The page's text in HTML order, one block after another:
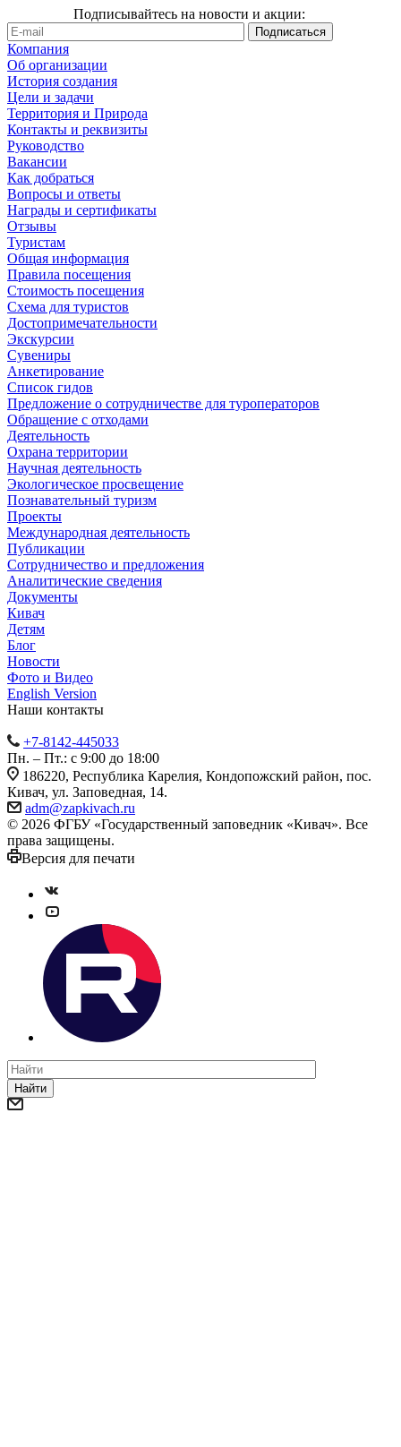
Подписывайтесь на новости и акции:
Компания
Об организации
История создания
Цели и задачи
Территория и Природа
Контакты и реквизиты
Руководство
Вакансии
Как добраться
Вопросы и ответы
Награды и сертификаты
Отзывы
Туристам
Общая информация
Правила посещения
Стоимость посещения
Схема для туристов
Достопримечательности
Экскурсии
Сувениры
Анкетирование
Список гидов
Предложение о сотрудничестве для туроператоров
Обращение с отходами
Деятельность
Охрана территории
Научная деятельность
Экологическое просвещение
Познавательный туризм
Проекты
Международная деятельность
Публикации
Сотрудничество и предложения
Аналитические сведения
Документы
Кивач
Детям
Блог
Новости
Фото и Видео
English Version
Наши контакты
+7-8142-445033
Пн. – Пт.: с 9:00 до 18:00
186220, Республика Карелия, Кондопожский район, пос.
Кивач, ул. Заповедная, 14.
adm@zapkivach.ru
© 2026 ФГБУ «Государственный заповедник «Кивач». Все
права защищены.
Версия для печати
Найти